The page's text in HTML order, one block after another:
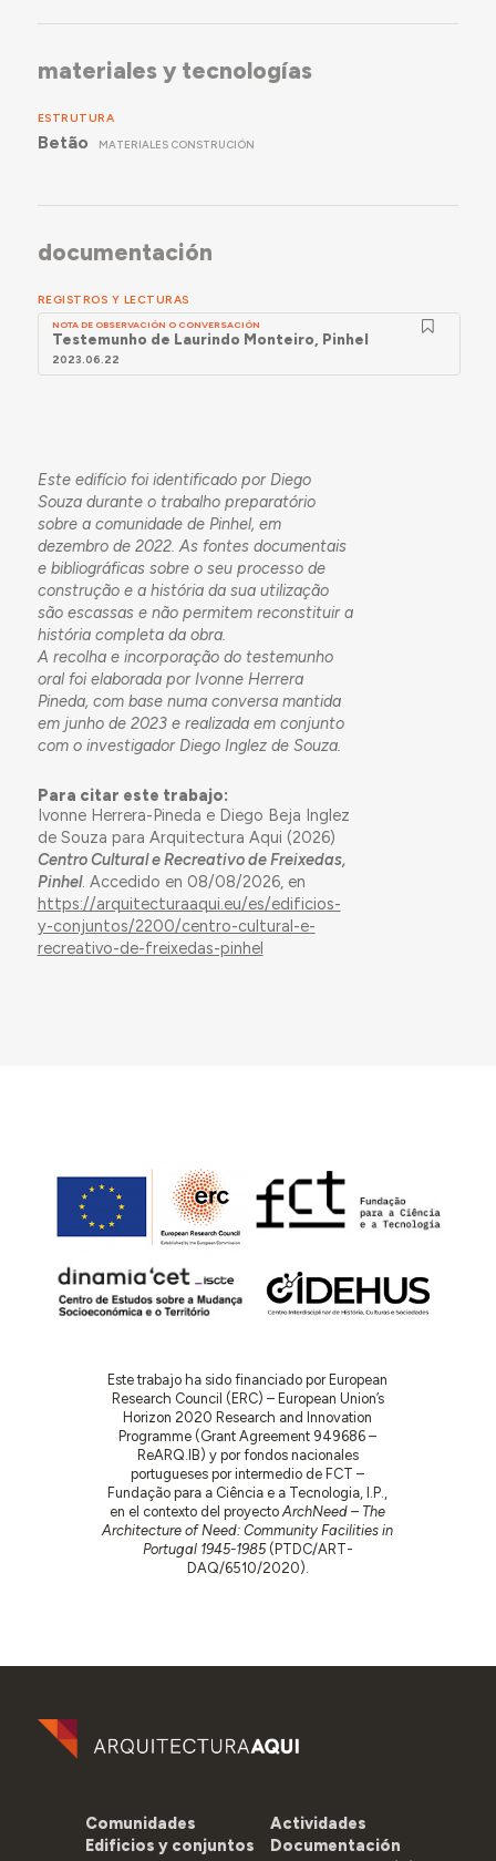
materiales y tecnologías
ESTRUTURA
Betão MATERIALES CONSTRUCIÓN
documentación
REGISTROS Y LECTURAS
NOTA DE OBSERVACIÓN O CONVERSACIÓN
Testemunho de Laurindo Monteiro, Pinhel
2023.06.22
Este edifício foi identificado por Diego
Souza durante o trabalho preparatório
sobre a comunidade de Pinhel, em
dezembro de 2022. As fontes documentais
e bibliográficas sobre o seu processo de
construção e a história da sua utilização
são escassas e não permitem reconstituir a
história completa da obra.
A recolha e incorporação do testemunho
oral foi elaborada por Ivonne Herrera
Pineda, com base numa conversa mantida
em junho de 2023 e realizada em conjunto
com o investigador Diego Inglez de Souza.
Para citar este trabajo:
Ivonne Herrera-Pineda e Diego Beja Inglez
de Souza para Arquitectura Aqui (2026)
Centro Cultural e Recreativo de Freixedas,
Pinhel. Accedido en 08/08/2026, en
https://arquitecturaaqui.eu/es/edificios-
y-conjuntos/2200/centro-cultural-e-
recreativo-de-freixedas-pinhel
Este trabajo ha sido financiado por European
Research Council (ERC) – European Union’s
Horizon 2020 Research and Innovation
Programme (Grant Agreement 949686 –
ReARQ.IB) y por fondos nacionales
portugueses por intermedio de FCT –
Fundação para a Ciência e a Tecnologia, I.P.,
en el contexto del proyectoArchNeed – The
Architecture of Need: Community Facilities in
Portugal 1945-1985(PTDC/ART-
DAQ/6510/2020).
Comunidades
Edificios y conjuntos
Actividades
Documentación